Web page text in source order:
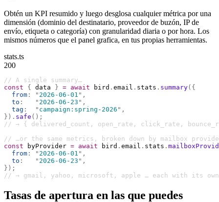
Obtén un KPI resumido y luego desglosa cualquier métrica por una
dimensión (dominio del destinatario, proveedor de buzón, IP de
envío, etiqueta o categoría) con granularidad diaria o por hora. Los
mismos números que el panel grafica, en tus propias herramientas.
stats.ts
200
// A single summary…
const { data } = await bird . email . stats . summary({
  from
: " 2026-06-01 " ,
  to
:
   "
2026-06-23 " ,
  tag
:
  "
campaign:spring-2026 " ,
}). safe ();
// → { delivered_count, open_rate, click_rate,
// …or the same metrics, broken down by mailbox
const byProvider = await bird . email . stats .
  from
: " 2026-06-01 " ,
  to
:
   "
2026-06-23 " ,
});
// → gmail, yahoo, microsoft, apple … each with its
Tasas de apertura en las que puedes